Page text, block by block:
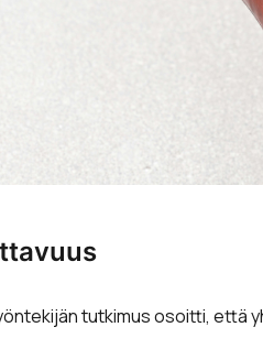
tutkimus osoitti, että